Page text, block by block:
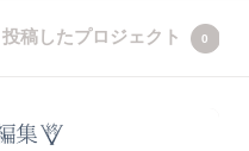
投稿したプロジェクト 0